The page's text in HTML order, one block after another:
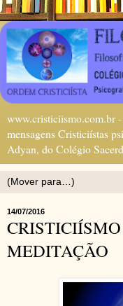
www.cristiciismo.com.br
mensagens Cristiciístas
Adyan, do Colégio
14/07/2016
MEDITAÇÃO